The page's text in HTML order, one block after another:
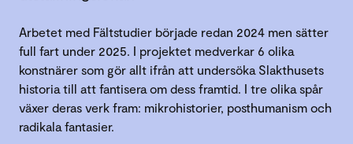
Arbetet med Fältstudier började redan 2024 men sätter
full fart under 2025. I projektet medverkar 6 olika
konstnärer som gör allt ifrån att undersöka Slakthusets
historia till att fantisera om dess framtid. I tre olika spår
växer deras verk fram: mikrohistorier, posthumanism och
radikala fantasier.